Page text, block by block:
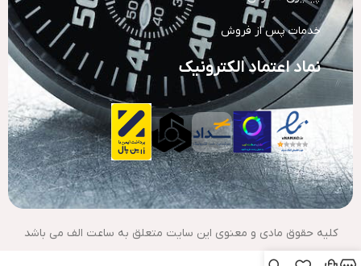
خدمات پس از فروش
نماد اعتماد الکترونیک
کلیه حقوق مادی و معنوی این سایت متعلق به ساعت الف می باشد